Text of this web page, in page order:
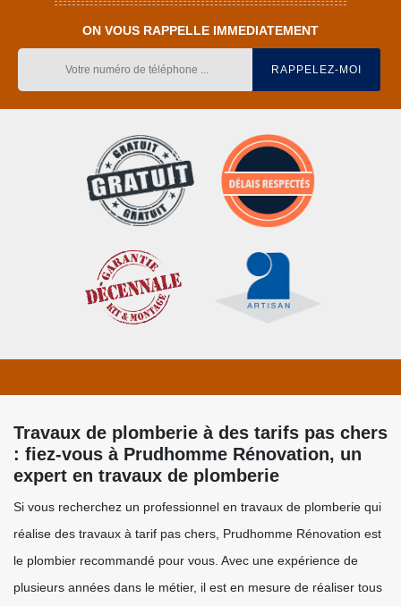
ON VOUS RAPPELLE IMMEDIATEMENT
Travaux de plomberie à des tarifs pas chers
: fiez-vous à Prudhomme Rénovation, un
expert en travaux de plomberie
Si vous recherchez un professionnel en travaux de plomberie qui
réalise des travaux à tarif pas chers, Prudhomme Rénovation est
le plombier recommandé pour vous. Avec une expérience de
plusieurs années dans le métier, il est en mesure de réaliser tous